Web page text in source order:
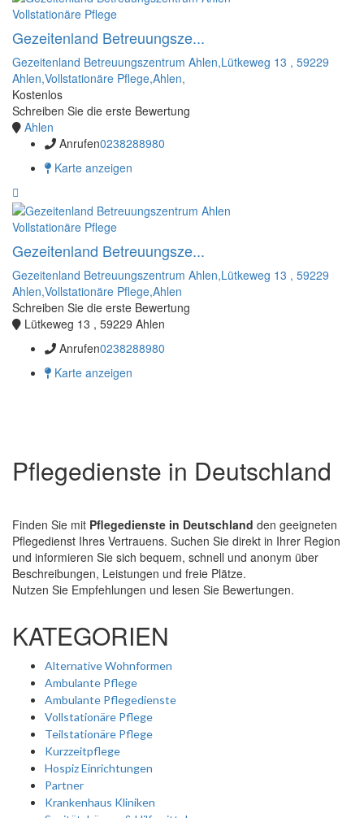
Vollstationäre Pflege
Gezeitenland Betreuungsze...
Gezeitenland Betreuungszentrum Ahlen,Lütkeweg 13 , 59229
Ahlen,Vollstationäre Pflege,Ahlen,
Kostenlos
Schreiben Sie die erste Bewertung
Ahlen
Anrufen0238288980
Karte anzeigen
Vollstationäre Pflege
Gezeitenland Betreuungsze...
Gezeitenland Betreuungszentrum Ahlen,Lütkeweg 13 , 59229
Ahlen,Vollstationäre Pflege,Ahlen
Schreiben Sie die erste Bewertung
Lütkeweg 13 , 59229 Ahlen
Anrufen0238288980
Karte anzeigen
Pflegedienste in Deutschland
Finden Sie mit Pflegedienste in Deutschland den geeigneten
Pflegedienst Ihres Vertrauens. Suchen Sie direkt in Ihrer Region
und informieren Sie sich bequem, schnell und anonym über
Beschreibungen, Leistungen und freie Plätze.
Nutzen Sie Empfehlungen und lesen Sie Bewertungen.
KATEGORIEN
Alternative Wohnformen
Ambulante Pflege
Ambulante Pflegedienste
Vollstationäre Pflege
Teilstationäre Pflege
Kurzzeitpflege
Hospiz Einrichtungen
Partner
Krankenhaus Kliniken